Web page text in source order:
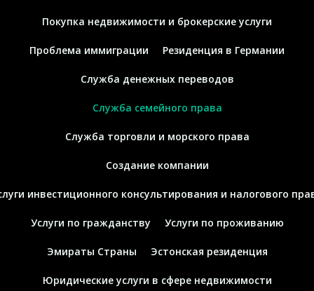
Покупка недвижимости и брокерские услуги
Проблема иммиграции Резиденция в Германии
Служба денежных переводов
Служба семейного права
Служба торговли и морского права
Создание компании
инвестиционного консультирования и налогового
Услуги по гражданству Услуги по проживанию
Эмираты Страны Эстонская резиденция
Юридические услуги в сфере недвижимости